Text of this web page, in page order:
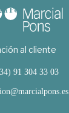
al cliente
91 304 33 03